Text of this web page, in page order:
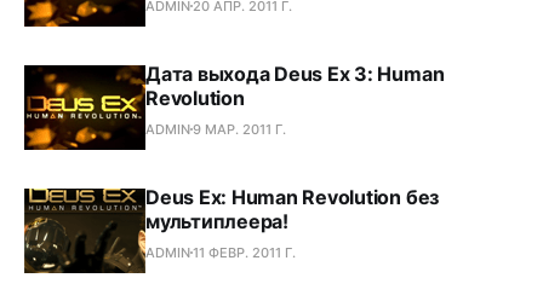
ADMIN 20 АПР. 2011 Г.
Дата выхода Deus Ex 3: Human
Revolution
ADMIN9 МАР. 2011 Г.
Deus Ex: Human Revolution без
мультиплеера!
ADMIN11 ФЕВР. 2011 Г.